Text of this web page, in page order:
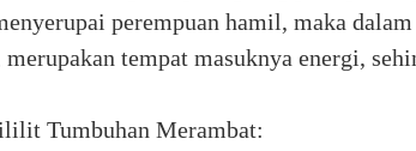
perempuan hamil, maka
merupakan tempat masuknya energi,
Tumbuhan Merambat: